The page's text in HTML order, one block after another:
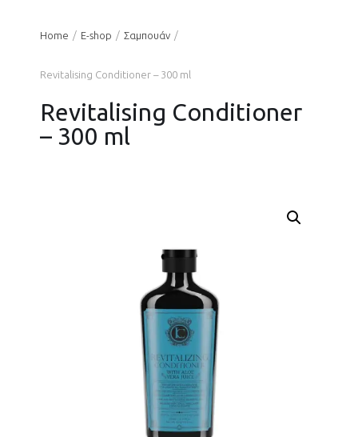
Home Ε-shop Σαμπουάν
Revitalising Conditioner – 300 ml
Revitalising Conditioner
– 300 ml